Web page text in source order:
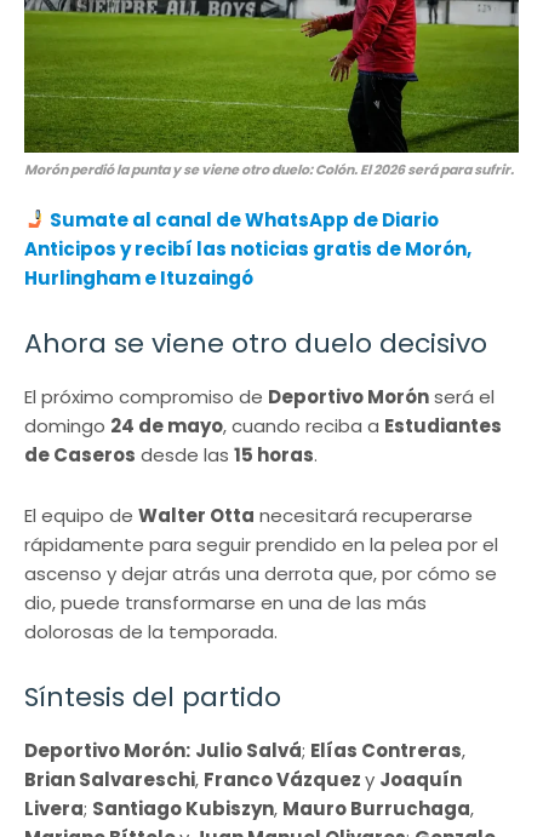
Morón perdió la punta y se viene otro duelo: Colón. El 2026 será para sufrir.
Sumate al canal de WhatsApp de Diario
Anticiposy recibí las noticias gratis de Morón,
Hurlingham e Ituzaingó
Ahora se viene otro duelo decisivo
El próximo compromiso de Deportivo Morónserá el
domingo 24 de mayo, cuando reciba a Estudiantes
de Caseros desde las 15 horas.
El equipo de Walter Otta necesitará recuperarse
rápidamente para seguir prendido en la pelea por el
ascenso y dejar atrás una derrota que, por cómo se
dio, puede transformarse en una de las más
dolorosas de la temporada.
Síntesis del partido
Deportivo Morón: Julio Salvá; Elías Contreras,
Brian Salvareschi, Franco Vázquezy Joaquín
Livera; Santiago Kubiszyn, Mauro Burruchaga,